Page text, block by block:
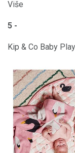
Više
5 -
Kip & Co Baby